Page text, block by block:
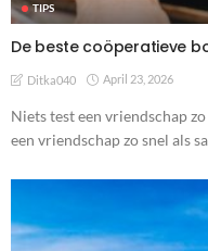
TIPS
De beste coöperatieve
Ditka040 April 23, 2026
Niets test een vriendschap
een vriendschap zo snel als